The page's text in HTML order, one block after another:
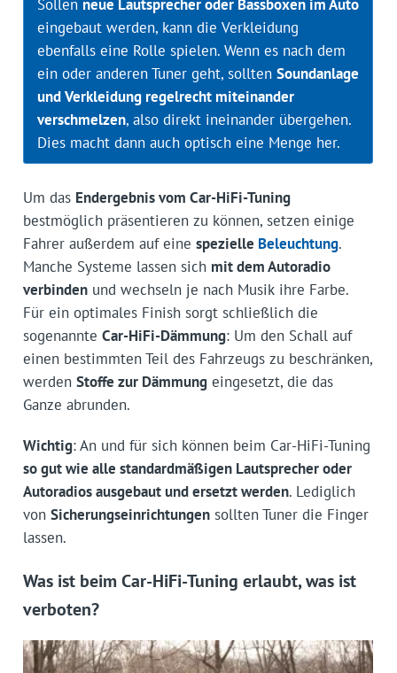
Sollen neue Lautsprecher oder Bassboxen im Auto
eingebaut werden, kann die Verkleidung
ebenfalls eine Rolle spielen. Wenn es nach dem
ein oder anderen Tuner geht, sollten Soundanlage
und Verkleidung regelrecht miteinander
verschmelzen, also direkt ineinander übergehen.
Dies macht dann auch optisch eine Menge her.
Um das Endergebnis vom Car-HiFi-Tuning
bestmöglich präsentieren zu können, setzen einige
Fahrer außerdem auf eine spezielle Beleuchtung.
Manche Systeme lassen sich mit dem Autoradio
verbindenund wechseln je nach Musik ihre Farbe.
Für ein optimales Finish sorgt schließlich die
sogenannte Car-HiFi-Dämmung: Um den Schall auf
einen bestimmten Teil des Fahrzeugs zu beschränken,
werden Stoffe zur Dämmungeingesetzt, die das
Ganze abrunden.
Wichtig: An und für sich können beim Car-HiFi-Tuning
so gut wie alle standardmäßigen Lautsprecher oder
Autoradios ausgebaut und ersetzt werden. Lediglich
von Sicherungseinrichtungensollten Tuner die Finger
lassen.
Was ist beim Car-HiFi-Tuning erlaubt, was ist
verboten?